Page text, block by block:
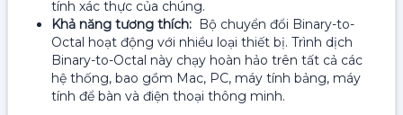
tính xác thực của chúng.
Khả năng tương thích: Bộ chuyển đổi Binary-to-
Octal hoạt động với nhiều loại thiết bị. Trình dịch
Binary-to-Octal này chạy hoàn hảo trên tất cả các
hệ thống, bao gồm Mac, PC, máy tính bảng, máy
tính để bàn và điện thoại thông minh.